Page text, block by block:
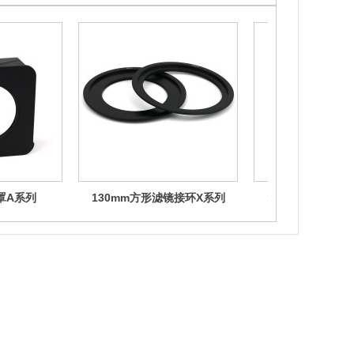
A系列 130mm方形滤镜接环X系列